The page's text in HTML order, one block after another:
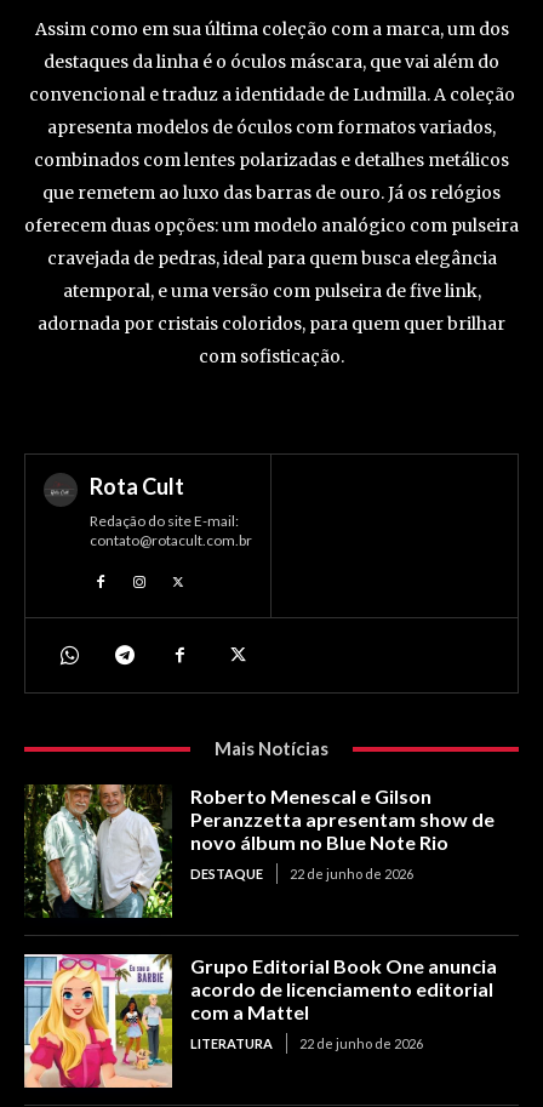
Assim como em sua última coleção com a marca, um dos
destaques da linha é o óculos máscara, que vai além do
convencional e traduz a identidade de Ludmilla. A coleção
apresenta modelos de óculos com formatos variados,
combinados com lentes polarizadas e detalhes metálicos
que remetem ao luxo das barras de ouro. Já os relógios
oferecem duas opções: um modelo analógico com pulseira
cravejada de pedras, ideal para quem busca elegância
atemporal, e uma versão com pulseira de five link,
adornada por cristais coloridos, para quem quer brilhar
com sofisticação.
Rota Cult
Redação do site E-mail:
contato@rotacult.com.br
Mais Notícias
Roberto Menescal e Gilson
Peranzzetta apresentam show de
novo álbum no Blue Note Rio
DESTAQUE 22 de junho de 2026
Grupo Editorial Book One anuncia
acordo de licenciamento editorial
com a Mattel
LITERATURA 22 de junho de 2026